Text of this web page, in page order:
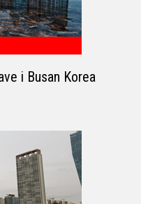
i Busan Korea